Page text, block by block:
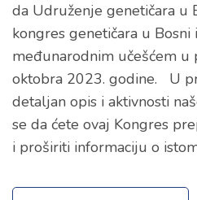
da Udruženje genetičara u
kongres genetičara u Bosni
međunarodnim učešćem u
oktobra 2023. godine. U
detaljan opis i aktivnosti
se da ćete ovaj Kongres
i proširiti informaciju o